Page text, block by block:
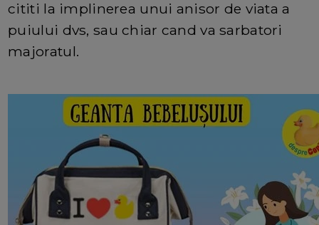
cititi la implinerea unui anisor de viata a
puiului dvs, sau chiar cand va sarbatori
majoratul.